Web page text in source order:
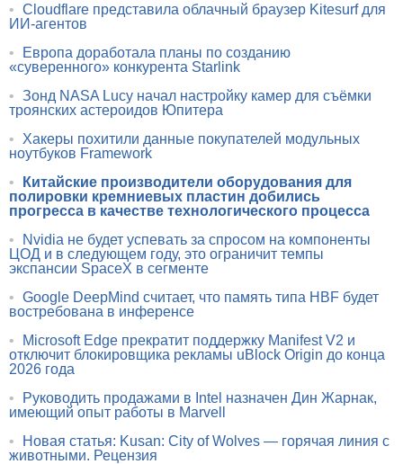
• Cloudflare представила облачный браузер Kitesurf для
ИИ-агентов
•
Европа доработала планы по созданию
«суверенного» конкурента Starlink
• Зонд NASA Lucy начал настройку камер для съёмки
троянских астероидов Юпитера
•
Хакеры похитили данные покупателей модульных
ноутбуков Framework
•
Китайские производители оборудования для
полировки кремниевых пластин добились
прогресса в качестве технологического процесса
•
Nvidia не будет успевать за спросом на компоненты
ЦОД и в следующем году, это ограничит темпы
экспансии SpaceX в сегменте
• Google DeepMind считает, что память типа HBF будет
востребована в инференсе
•
Microsoft Edge прекратит поддержку Manifest V2 и
отключит блокировщика рекламы uBlock Origin до конца
2026 года
•
Руководить продажами в Intel назначен Дин Жарнак,
имеющий опыт работы в Marvell
•
Новая статья: Kusan: City of Wolves — горячая линия с
животными. Рецензия